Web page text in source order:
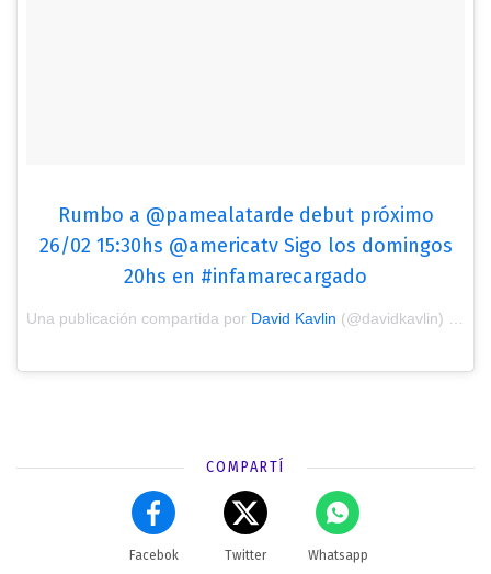
Rumbo a @pamealatarde debut próximo
26/02 15:30hs @americatv Sigo los domingos
20hs en #infamarecargado
Una publicación compartida por David Kavlin (@davidkavlin) el
COMPARTÍ
Facebok Twitter Whatsapp